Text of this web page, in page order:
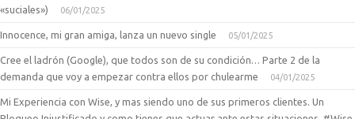
«suciales»)
06/01/2025
Innocence, mi gran amiga, lanza un nuevo single 05/01/2025
Cree el ladrón (Google), que todos son de su condición… Parte 2 de la
demanda que voy a empezar contra ellos por chulearme
04/01/2025
Mi Experiencia con Wise, y mas siendo uno de sus primeros clientes. Un